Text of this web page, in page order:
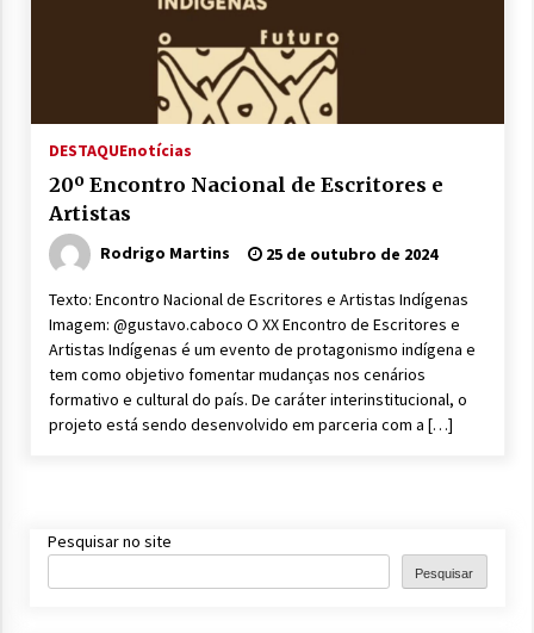
DESTAQUEnotícias
20º Encontro Nacional de Escritores e
Artistas
Rodrigo Martins 25 de outubro de 2024
Texto: Encontro Nacional de Escritores e Artistas Indígenas
Imagem: @gustavo.caboco O XX Encontro de Escritores e
Artistas Indígenas é um evento de protagonismo indígena e
tem como objetivo fomentar mudanças nos cenários
formativo e cultural do país. De caráter interinstitucional, o
projeto está sendo desenvolvido em parceria com a […]
Pesquisar no site
Pesquisar